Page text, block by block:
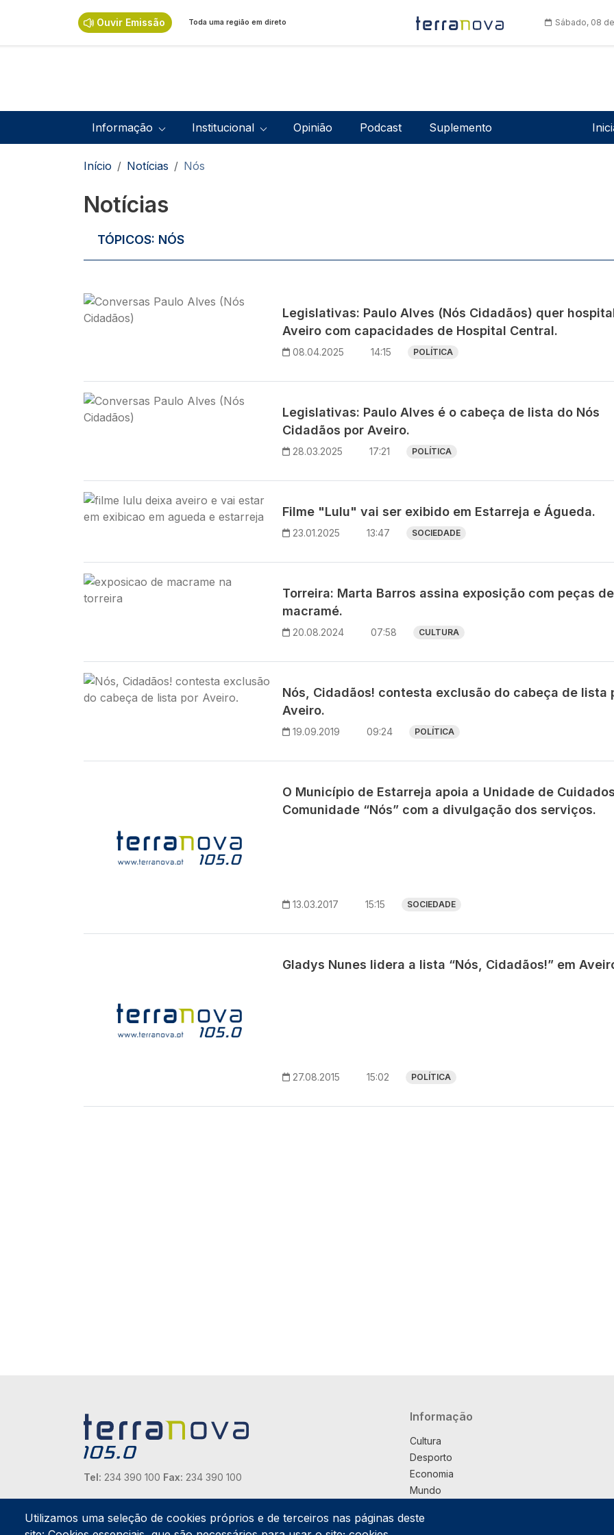
Ouvir Emissão Toda uma região em direto Sábado, 08
Navegação principal
Informação Institucional Opinião Podcast Suplemento
Navegação estrutural
Início Notícias Nós
Notícias
TÓPICOS: NÓS
Imagem
Legislativas: Paulo Alves (Nós Cidadãos) quer
Aveiro com capacidades de Hospital Central.
08.04.2025 14:15 POLÍTICA
Imagem
Legislativas: Paulo Alves é o cabeça de lista do Nós
Cidadãos por Aveiro.
28.03.2025 17:21 POLÍTICA
Imagem
Filme "Lulu" vai ser exibido em Estarreja e Águeda.
23.01.2025 13:47 SOCIEDADE
Imagem
Torreira: Marta Barros assina exposição com peças de
macramé.
20.08.2024 07:58 CULTURA
Imagem
Nós, Cidadãos! contesta exclusão do cabeça de lista
Aveiro.
19.09.2019 09:24 POLÍTICA
O Município de Estarreja apoia a Unidade de
Comunidade “Nós” com a divulgação dos serviços.
13.03.2017 15:15 SOCIEDADE
Gladys Nunes lidera a lista “Nós, Cidadãos!” em
27.08.2015 15:02 POLÍTICA
Tel: 234 390 100 Fax: 234 390 100
Endereço Postal
Apartado 42
Rua Gil Eanes 31
Navegação principal
Informação
Cultura
Desporto
Economia
Mundo
País
Utilizamos uma seleção de cookies próprios e de terceiros nas páginas deste